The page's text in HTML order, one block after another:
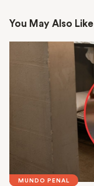
You May Also Like
MUNDO PENAL